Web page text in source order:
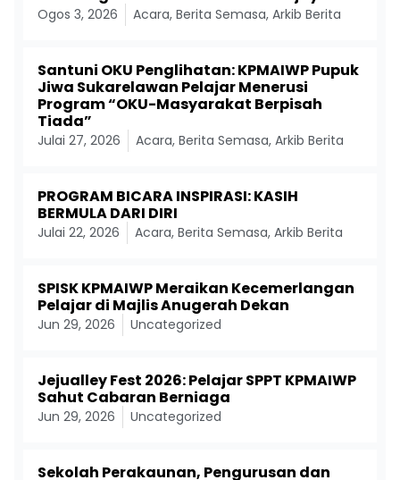
Ogos 3, 2026 Acara, Berita Semasa, Arkib Berita
Santuni OKU Penglihatan: KPMAIWP Pupuk
Jiwa Sukarelawan Pelajar Menerusi
Program “OKU-Masyarakat Berpisah
Tiada”
Julai 27, 2026 Acara, Berita Semasa, Arkib Berita
PROGRAM BICARA INSPIRASI: KASIH
BERMULA DARI DIRI
Julai 22, 2026 Acara, Berita Semasa, Arkib Berita
SPISK KPMAIWP Meraikan Kecemerlangan
Pelajar di Majlis Anugerah Dekan
Jun 29, 2026 Uncategorized
Jejualley Fest 2026: Pelajar SPPT KPMAIWP
Sahut Cabaran Berniaga
Jun 29, 2026 Uncategorized
Sekolah Perakaunan, Pengurusan dan